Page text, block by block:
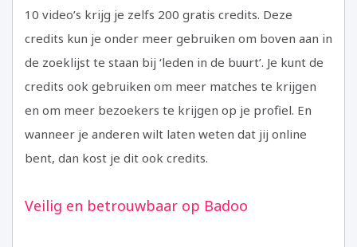
10 video’s krijg je zelfs 200 gratis credits. Deze
credits kun je onder meer gebruiken om boven aan in
de zoeklijst te staan bij ‘leden in de buurt’. Je kunt de
credits ook gebruiken om meer matches te krijgen
en om meer bezoekers te krijgen op je profiel. En
wanneer je anderen wilt laten weten dat jij online
bent, dan kost je dit ook credits.
Veilig en betrouwbaar op Badoo